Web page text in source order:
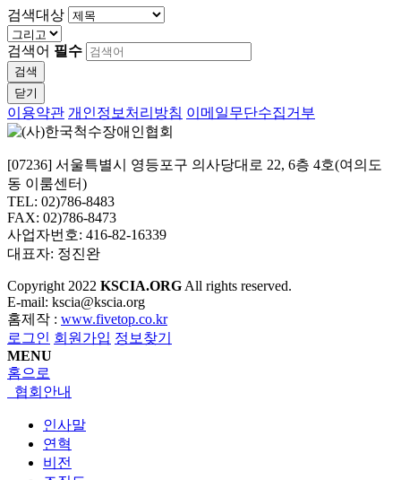
검색대상
검색어 필수
검색
닫기
이용약관 개인정보처리방침 이메일무단수집거부
[07236] 서울특별시 영등포구 의사당대로 22, 6층 4호(여의도
동 이룸센터)
TEL: 02)786-8483
FAX: 02)786-8473
사업자번호: 416-82-16339
대표자: 정진완
Copyright 2022 KSCIA.ORG All rights reserved.
E-mail: kscia@kscia.org
홈제작 : www.fivetop.co.kr
로그인 회원가입 정보찾기
MENU
홈으로
협회안내
인사말
연혁
비전